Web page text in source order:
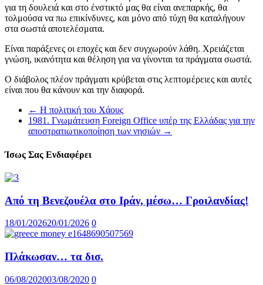
για τη δουλειά και στο ένστικτό μας θα είναι ανεπαρκής, θα
τολμούσα να πω επικίνδυνες, και μόνο από τύχη θα καταλήγουν
στα σωστά αποτελέσματα.
Είναι παράξενες οι εποχές και δεν συγχωρούν λάθη. Χρειάζεται
γνώση, ικανότητα και θέληση για να γίνονται τα πράγματα σωστά.
Ο διάβολος πλέον πράγματι κρύβεται στις λεπτομέρειες και αυτές
είναι που θα κάνουν και την διαφορά.
← Η πολιτική του Χάους
1981. Γνωμάτευση Foreign Office υπέρ της Ελλάδας για την
αποστρατιωτικοποίηση των νησιών →
Ίσως Σας Ενδιαφέρει
Από τη Βενεζουέλα στο Ιράν, μέσω… Γροιλανδίας!
18/01/202620/01/2026 0
Πλάκωσαν… τα δισ.
06/08/202003/08/2020 0